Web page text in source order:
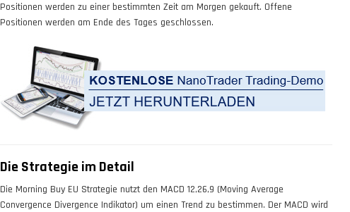
Positionen werden zu einer bestimmten Zeit am Morgen gekauft. Offene
Positionen werden am Ende des Tages geschlossen.
Die Strategie im Detail
Die Morning Buy EU Strategie nutzt den MACD 12,26,9 (Moving Average
Convergence Divergence Indikator) um einen Trend zu bestimmen. Der MACD wird